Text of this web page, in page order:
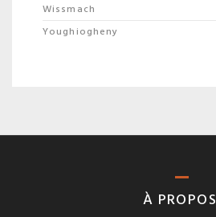
Wissmach
Youghiogheny
À PROPOS